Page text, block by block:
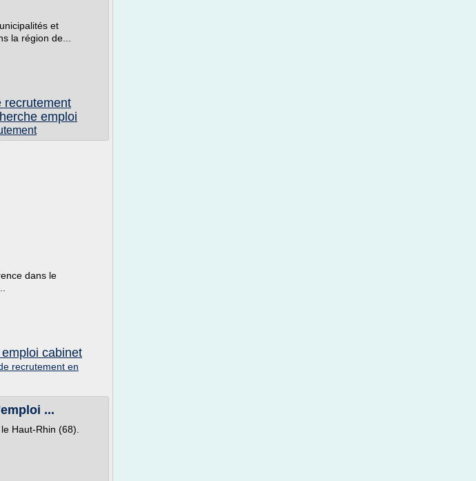
et
la région de...
recrutement
emploi
dans le
cabinet
recrutement en
...
Haut-Rhin (68).